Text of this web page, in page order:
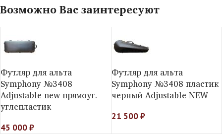
Возможно Вас заинтересуют
Футляр для альта
Symphony №3408
Adjustable new прямоуг.
углепластик
45 000₽
Футляр для альта
Symphony №3408 пластик
черный Adjustable NEW
21 500₽